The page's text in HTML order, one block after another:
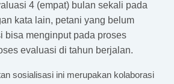
4 (empat) bulan sekali pada
kata lain, petani yang belum
bisa menginput pada proses
evaluasi di tahun berjalan.
sosialisasi ini merupakan kolaborasi